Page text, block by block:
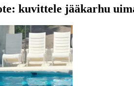
kuvittele jääkarhu